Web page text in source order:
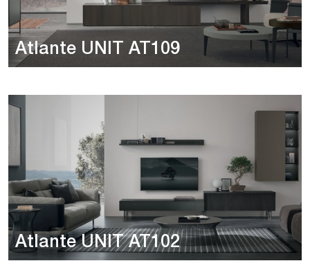
Atlante UNIT AT109
Atlante UNIT AT102